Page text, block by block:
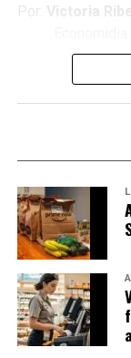
Por: Victoria
Revisão de